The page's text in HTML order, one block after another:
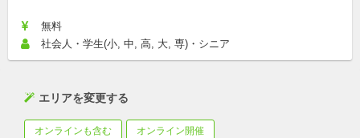
無料
社会人・学生(小, 中, 高, 大, 専)・シニア
エリアを変更する
オンラインも含む オンライン開催